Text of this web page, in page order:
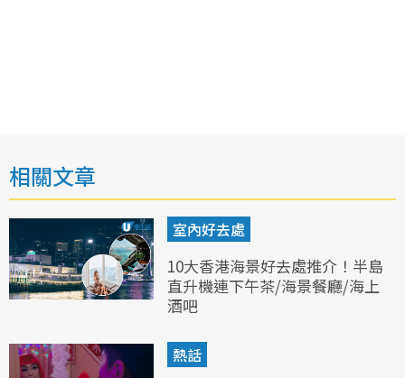
相關文章
室內好去處
10大香港海景好去處推介！半島
直升機連下午茶/海景餐廳/海上
酒吧
熱話